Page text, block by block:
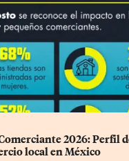
2026: Perfil
local en México